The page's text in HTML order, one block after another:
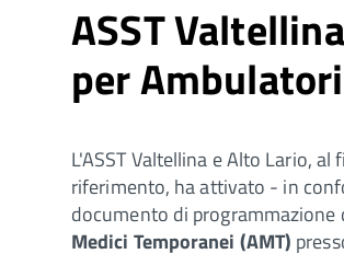
ASST
per
L'ASST Valtellina e Alto Lario,
riferimento, ha attivato - in
documento di programmazione
Medici Temporanei (AMT)